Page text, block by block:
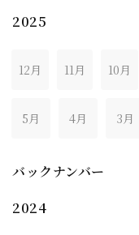
2025
12月 11月 10月
5月 4月 3月
バックナンバー
2024